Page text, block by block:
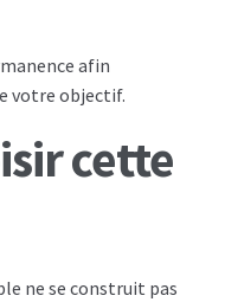
afin
votre objectif.
cette
ne se construit pas